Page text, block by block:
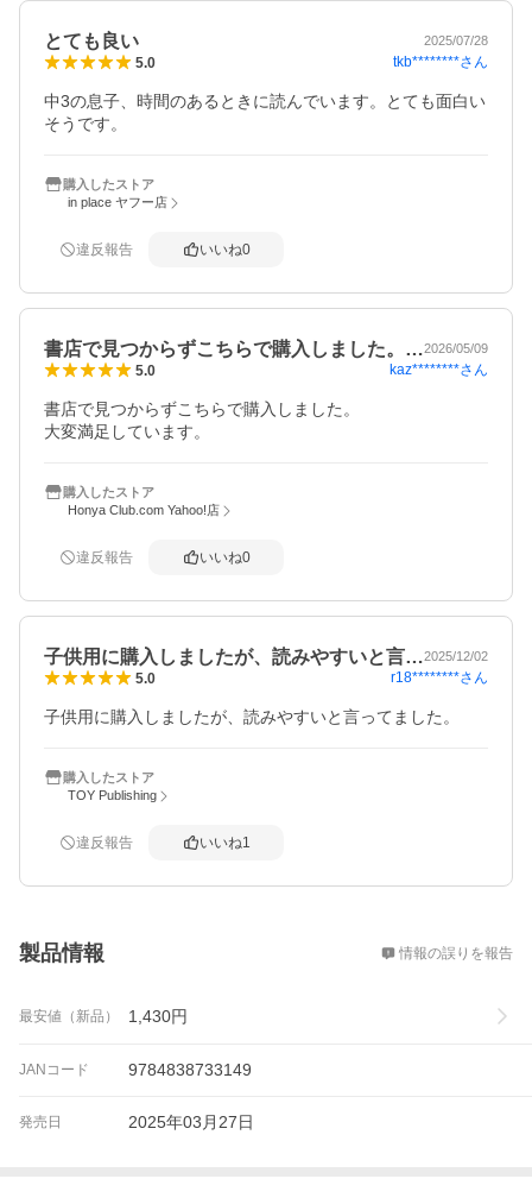
とても良い 2025/07/28
5.0 tkb********さん
中3の息子、時間のあるときに読んでいます。とても面白い
そうです。
購入したストア
in place ヤフー店
違反報告 いいね0
書店で見つからずこちらで購入しました。…2026/05/09
5.0 kaz********さん
書店で見つからずこちらで購入しました。
大変満足しています。
購入したストア
Honya Club.com Yahoo!店
違反報告 いいね0
子供用に購入しましたが、読みやすいと言…2025/12/02
5.0 r18********さん
子供用に購入しましたが、読みやすいと言ってました。
購入したストア
TOY Publishing
違反報告 いいね1
製品情報 情報の誤りを報告
最安値（新品） 1,430円
JANコード 9784838733149
発売日 2025年03月27日